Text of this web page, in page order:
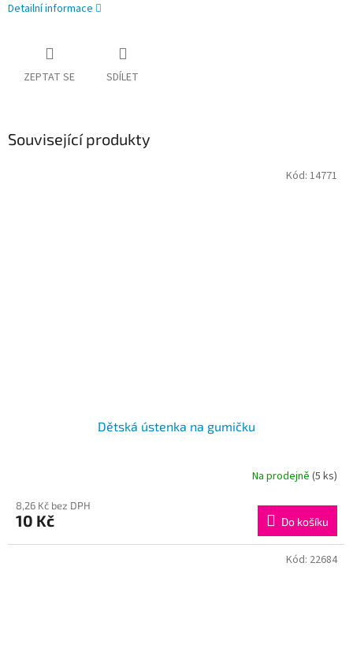
Detailní informace
ZEPTAT SE SDÍLET
Související produkty
Dětská ústenka na gumičku
Na prodejně (5 ks)
8,26 Kč bez DPH
10 Kč Do košíku
Kód: 14771
Kód: 22684